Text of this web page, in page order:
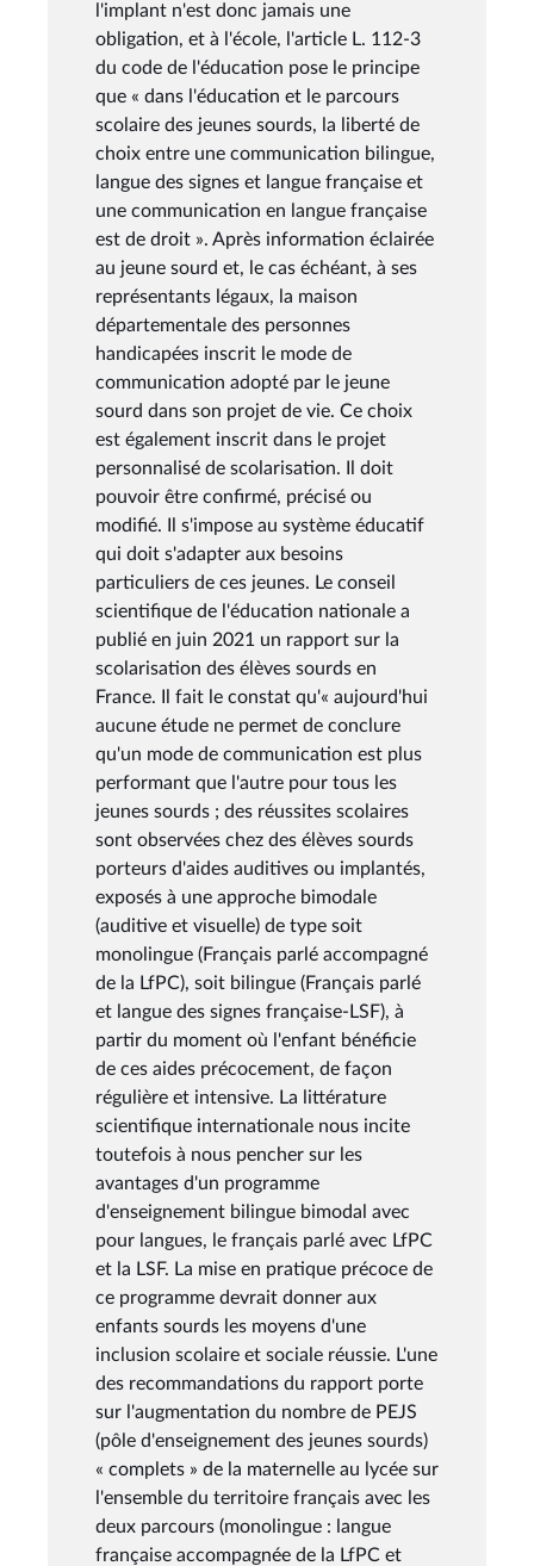
l'implant n'est donc jamais une
obligation, et à l'école, l'article L. 112-3
du code de l'éducation pose le principe
que « dans l'éducation et le parcours
scolaire des jeunes sourds, la liberté de
choix entre une communication bilingue,
langue des signes et langue française et
une communication en langue française
est de droit ». Après information éclairée
au jeune sourd et, le cas échéant, à ses
représentants légaux, la maison
départementale des personnes
handicapées inscrit le mode de
communication adopté par le jeune
sourd dans son projet de vie. Ce choix
est également inscrit dans le projet
personnalisé de scolarisation. Il doit
pouvoir être confirmé, précisé ou
modifié. Il s'impose au système éducatif
qui doit s'adapter aux besoins
particuliers de ces jeunes. Le conseil
scientifique de l'éducation nationale a
publié en juin 2021 un rapport sur la
scolarisation des élèves sourds en
France. Il fait le constat qu'« aujourd'hui
aucune étude ne permet de conclure
qu'un mode de communication est plus
performant que l'autre pour tous les
jeunes sourds ; des réussites scolaires
sont observées chez des élèves sourds
porteurs d'aides auditives ou implantés,
exposés à une approche bimodale
(auditive et visuelle) de type soit
monolingue (Français parlé accompagné
de la LfPC), soit bilingue (Français parlé
et langue des signes française-LSF), à
partir du moment où l'enfant bénéficie
de ces aides précocement, de façon
régulière et intensive. La littérature
scientifique internationale nous incite
toutefois à nous pencher sur les
avantages d'un programme
d'enseignement bilingue bimodal avec
pour langues, le français parlé avec LfPC
et la LSF. La mise en pratique précoce de
ce programme devrait donner aux
enfants sourds les moyens d'une
inclusion scolaire et sociale réussie. L'une
des recommandations du rapport porte
sur l'augmentation du nombre de PEJS
(pôle d'enseignement des jeunes sourds)
« complets » de la maternelle au lycée sur
l'ensemble du territoire français avec les
deux parcours (monolingue : langue
française accompagnée de la LfPC et